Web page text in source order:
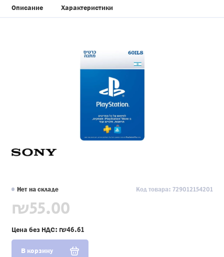
Описание Характеристики
Нет на складе Код товара: 729012154201
₪55.00
Цена без НДС: ₪46.61
В корзину